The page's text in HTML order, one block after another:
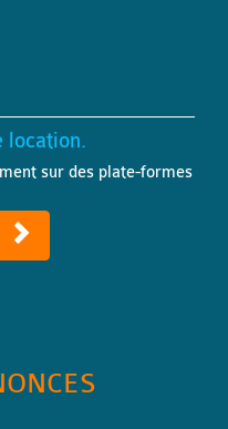
location.
sur des plate-formes